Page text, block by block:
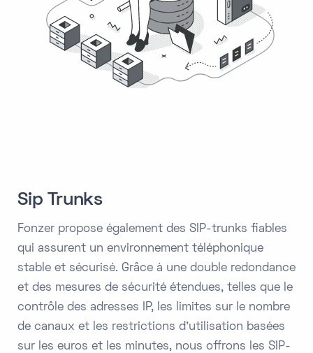
Sip Trunks
Fonzer propose également des SIP-trunks fiables
qui assurent un environnement téléphonique
stable et sécurisé. Grâce à une double redondance
et des mesures de sécurité étendues, telles que le
contrôle des adresses IP, les limites sur le nombre
de canaux et les restrictions d'utilisation basées
sur les euros et les minutes, nous offrons les SIP-